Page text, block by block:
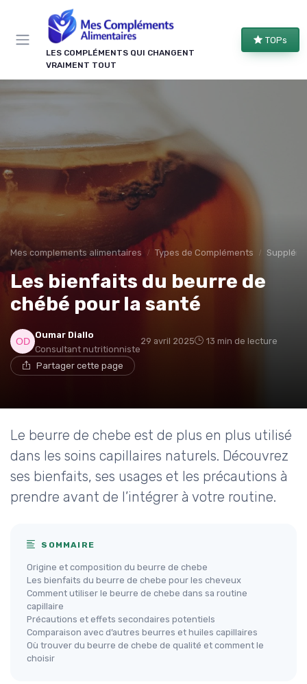
LES COMPLÉMENTS QUI CHANGENT
VRAIMENT TOUT
TOPs
Mes complements alimentaires Types de Compléments
Les bienfaits du beurre de
chébé pour la santé
Oumar Diallo
Consultant nutritionniste
29 avril 2025 13 min de lecture
Partager cette page
Le beurre de chebe est de plus en plus utilisé
dans les soins capillaires naturels. Découvrez
ses bienfaits, ses usages et les précautions à
prendre avant de l’intégrer à votre routine.
SOMMAIRE
Origine et composition du beurre de chebe
Les bienfaits du beurre de chebe pour les cheveux
Comment utiliser le beurre de chebe dans sa routine
capillaire
Précautions et effets secondaires potentiels
Comparaison avec d’autres beurres et huiles capillaires
Où trouver du beurre de chebe de qualité et comment le
choisir
Panneau de gestion des cookies